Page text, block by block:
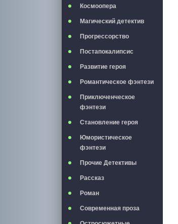
Космоопера
Магический детектив
Прогрессорство
Постапокалипсис
Развитие героя
Романтическое фэнтези
Приключенческое
фэнтези
Становление героя
Юмористическое
фэнтези
Прочие Детективы
Рассказ
Роман
Современная проза